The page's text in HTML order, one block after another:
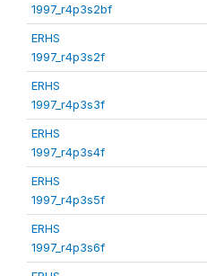
1997_r4p3s2bf
ERHS
1997_r4p3s2f
ERHS
1997_r4p3s3f
ERHS
1997_r4p3s4f
ERHS
1997_r4p3s5f
ERHS
1997_r4p3s6f